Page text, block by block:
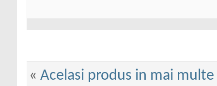
« Acelasi produs in mai